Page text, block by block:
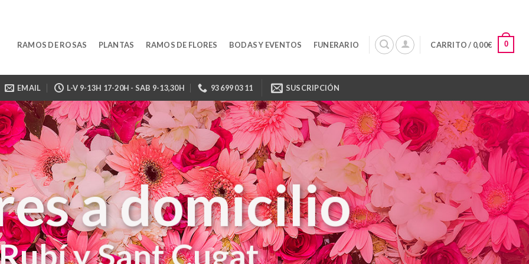
RAMOS DE ROSAS PLANTAS RAMOS DE FLORES BODAS Y EVENTOS FUNERARIO CARRITO / 0,00€ 0
EMAIL L-V 9-13H 17-20H - SAB 9-13,30H 93 699 03 11 SUSCRIPCIÓN
a domicilio
y Sant Cugat